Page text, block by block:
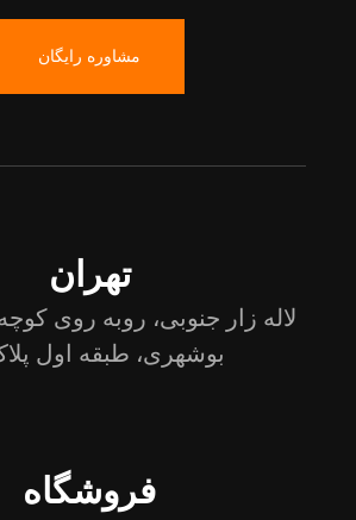
مشاوره رایگان
تهران
لاله زار جنوبی، روبه روی کوچه
بوشهری، طبقه اول پلاک
فروشگاه